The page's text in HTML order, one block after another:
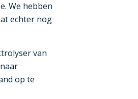
We hebben
echter nog
van
op te